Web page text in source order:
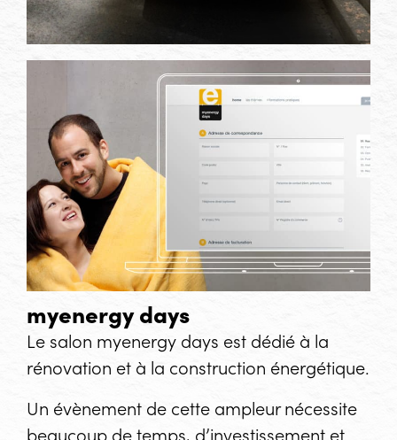
myenergy days
Le salon myenergy days est dédié à la
rénovation et à la construction énergétique.
Un évènement de cette ampleur nécessite
beaucoup de temps, d’investissement et